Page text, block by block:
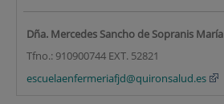
Dña. Mercedes Sancho de Sopranis María
Tfno.: 910900744 EXT. 52821
escuelaenfermeriafjd@quironsalud.es